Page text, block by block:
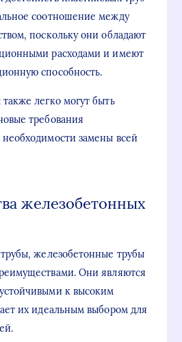
соотношение между
поскольку они обладают
расходами и имеют
способность.
легко могут быть
требования
замены всей
железобетонных
железобетонные трубы
Они являются
к высоким
их идеальным выбором для